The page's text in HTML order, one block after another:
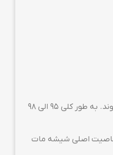
گلس گیمینگ از جنس همان شیشه‌ای‌ست که برای ساخت آسانسورهای شیشه‌ای استفاده می‌شود. اما برای بهینه شدن بر روی گوشی ترکیبات دیگری هم اضافه می‌شوند. به طور کلی ۹۵ الی ۹۸
خاصیت اصلی شیشه مات